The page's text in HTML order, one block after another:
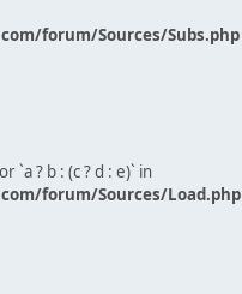
forum/Sources/Subs.php
`a ? b : (c ? d : e)` in
forum/Sources/Load.php